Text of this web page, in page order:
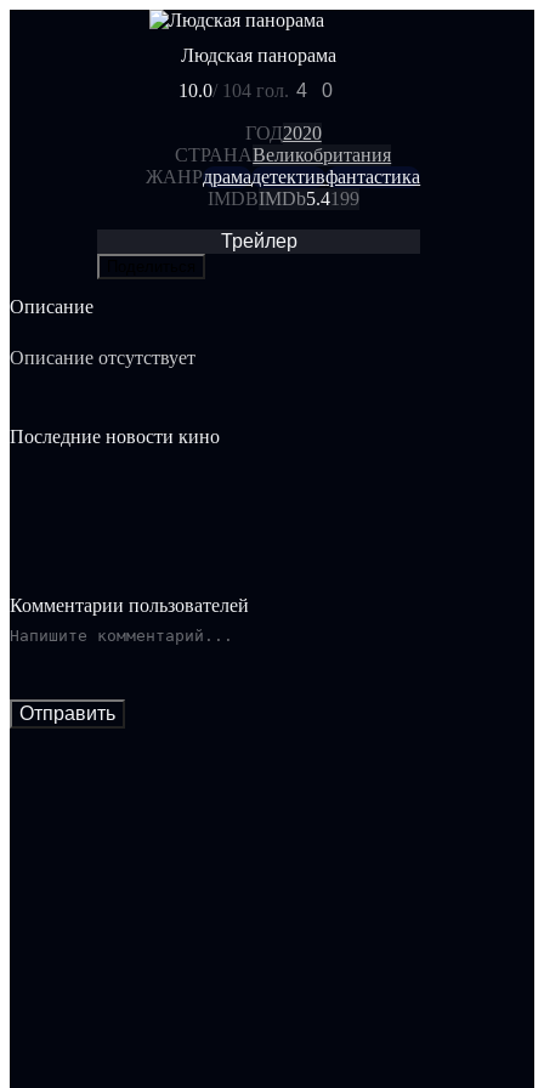
Людская панорама
10.0/ 104 гол. 4 0
ГОД2020
СТРАНАВеликобритания
ЖАНРдрамадетективфантастика
IMDBIMDb5.4199
Трейлер
Описание
Описание отсутствует
Последние новости кино
Комментарии пользователей
Отправить